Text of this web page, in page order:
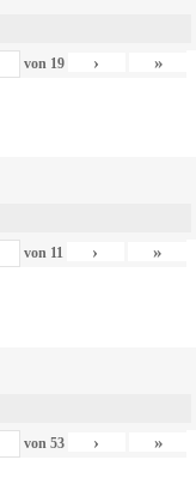
von 19 › »
von 11 › »
von 53 › »